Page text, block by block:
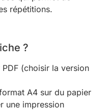
répétitions.
?
(choisir la version
A4 sur du papier
une impression